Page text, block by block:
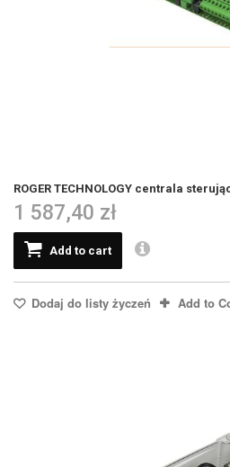
ROGER TECHNOLOGY centrala
1 587,40 zł
Add to cart
Dodaj do listy życzeń Add to